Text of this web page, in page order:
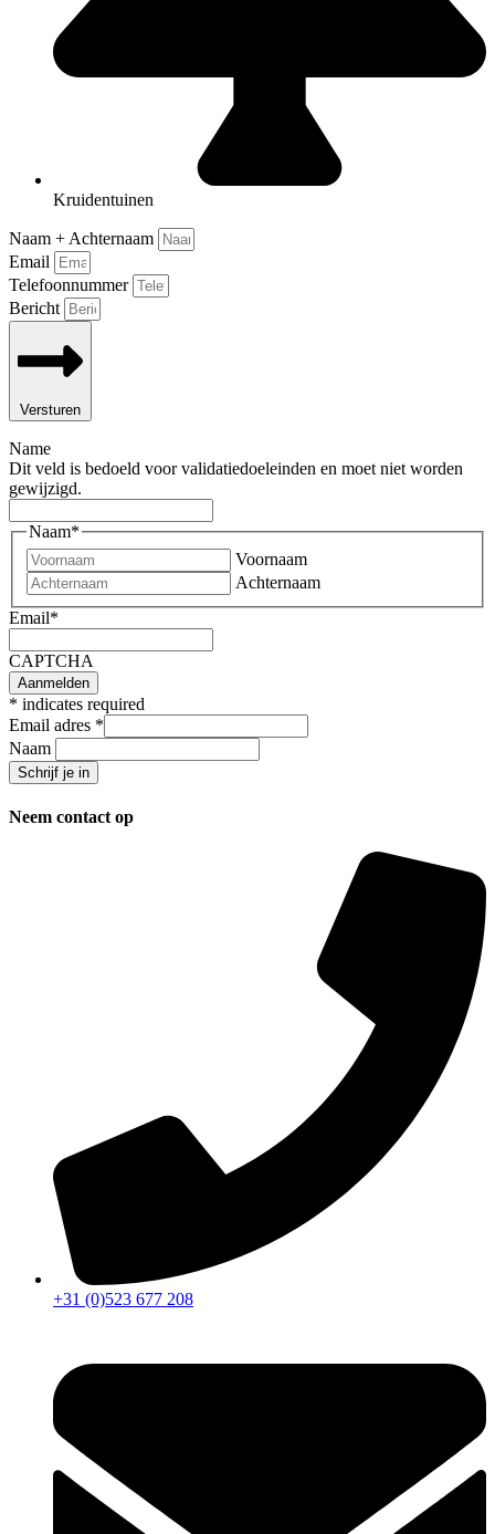
Kruidentuinen
Naam + Achternaam
Email
Telefoonnummer
Bericht
Versturen
Name
Dit veld is bedoeld voor validatiedoeleinden en moet niet worden
gewijzigd.
Naam*
Voornaam
Achternaam
Email*
CAPTCHA
* indicates required
Email adres *
Naam
Neem contact op
+31 (0)523 677 208